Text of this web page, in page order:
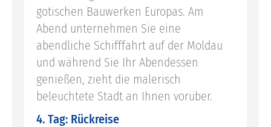
gotischen Bauwerken Europas. Am
Abend unternehmen Sie eine
abendliche Schifffahrt auf der Moldau
und während Sie Ihr Abendessen
genießen, zieht die malerisch
beleuchtete Stadt an Ihnen vorüber.
4. Tag: Rückreise